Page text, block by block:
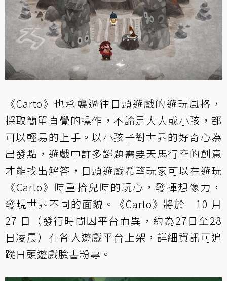
《Carto》也承襲過往日頭遊戲的遊玩風格，
採取簡單直覺的操作，不論是大人或小孩，都
可以輕易的上手。以小孩子對世界的好奇心為
出發點，遊戲中許多謎題需要天馬行空的創意
才能找出解答，日頭遊戲希望玩家可以在遊玩
《Carto》時重拾兒時的玩心，發揮想像力，
發現世界不同的面貌。《Carto》將於 10 月
27 日（發行時間因平台而異，約為27日至28
日凌晨）在各大遊戲平台上架，詳細資訊可追
蹤日頭遊戲臉書粉專 。